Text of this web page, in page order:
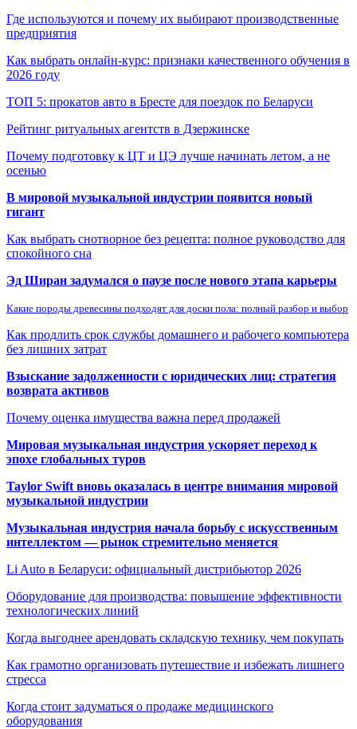
Где используются и почему их выбирают производственные
предприятия
Как выбрать онлайн-курс: признаки качественного обучения в
2026 году
ТОП 5: прокатов авто в Бресте для поездок по Беларуси
Рейтинг ритуальных агентств в Дзержинске
Почему подготовку к ЦТ и ЦЭ лучше начинать летом, а не
осенью
В мировой музыкальной индустрии появится новый
гигант
Как выбрать снотворное без рецепта: полное руководство для
спокойного сна
Эд Ширан задумался о паузе после нового этапа карьеры
Какие породы древесины подходят для доски пола: полный разбор и выбор
Как продлить срок службы домашнего и рабочего компьютера
без лишних затрат
Взыскание задолженности с юридических лиц: стратегия
возврата активов
Почему оценка имущества важна перед продажей
Мировая музыкальная индустрия ускоряет переход к
эпохе глобальных туров
Taylor Swift вновь оказалась в центре внимания мировой
музыкальной индустрии
Музыкальная индустрия начала борьбу с искусственным
интеллектом — рынок стремительно меняется
Li Auto в Беларуси: официальный дистрибьютор 2026
Оборудование для производства: повышение эффективности
технологических линий
Когда выгоднее арендовать складскую технику, чем покупать
Как грамотно организовать путешествие и избежать лишнего
стресса
Когда стоит задуматься о продаже медицинского
оборудования